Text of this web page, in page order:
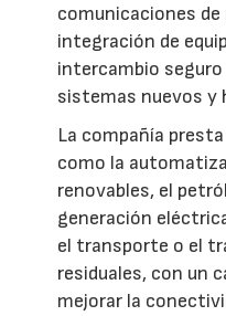
comunicaciones
integración de
intercambio
sistemas nuevos y
La compañía
como la
renovables, el
generación
el transporte o el
residuales, con un
mejorar la